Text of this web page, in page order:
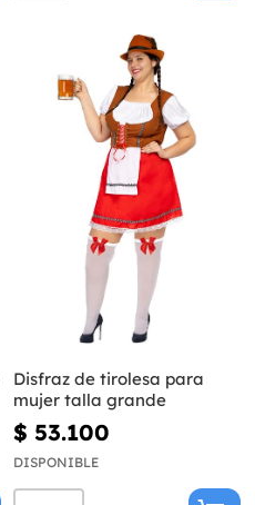
Disfraz de tirolesa para
mujer talla grande
$ 53.100
DISPONIBLE